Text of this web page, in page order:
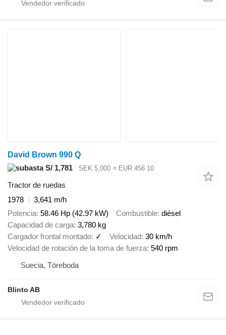
David Brown 990 Q
S/ 1,781
SEK 5,000 ≈ EUR 456.10
Tractor de ruedas
1978
3,641 m/h
Potencia 58.46 Hp (42.97 kW) Combustible diésel
Capacidad de carga 3,780 kg
Cargador frontal montado ✓ Velocidad 30 km/h
Velocidad de rotación de la toma de fuerza 540 rpm
Suecia, Töreboda
Blinto AB